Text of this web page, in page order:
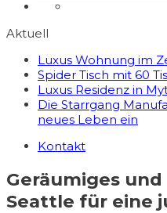
Aktuell
Luxus Wohnung im
Spider Tisch mit 60
Luxus Residenz in
Die Starrgang
neues Leben ein
Kontakt
Geräumiges
Seattle für eine